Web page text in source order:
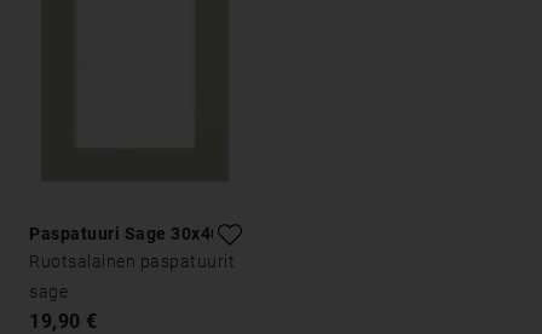
Paspatuuri Sage 30x40
Ruotsalainen paspatuurit
sage
19,90 €